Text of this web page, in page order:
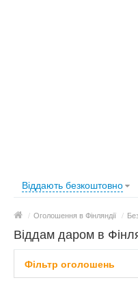
Віддають безкоштовно
/ Оголошення в Фінляндії /
Віддам даром в
Фільтр оголошень